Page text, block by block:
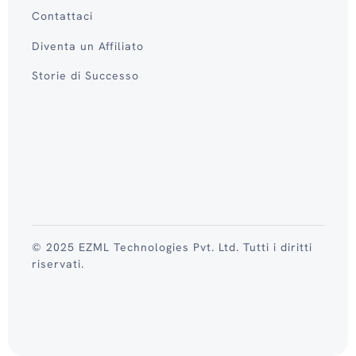
Contattaci
Diventa un Affiliato
Storie di Successo
© 2025 EZML Technologies Pvt. Ltd. Tutti i diritti
riservati.